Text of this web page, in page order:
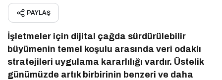
PAYLAŞ
İşletmeler için dijital çağda sürdürülebilir
büyümenin temel koşulu arasında veri odaklı
stratejileri uygulama kararlılığı vardır. Üstelik
günümüzde artık birbirinin benzeri ve daha